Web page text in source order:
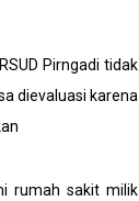
Pirngadi tidak
dievaluasi karena
rumah sakit milik